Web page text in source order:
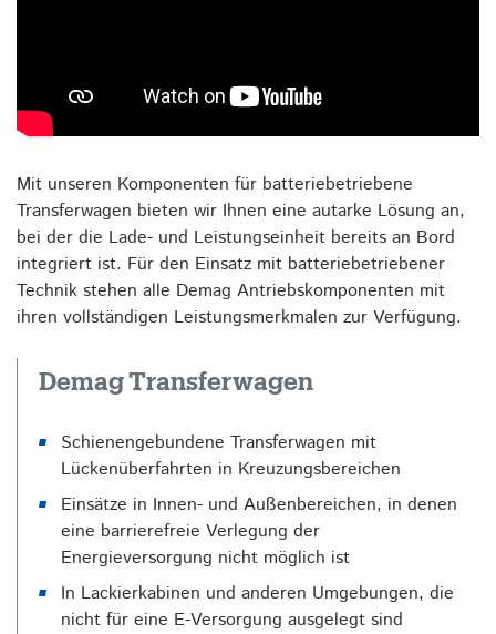
Mit unseren Komponenten für batteriebetriebene
Transferwagen bieten wir Ihnen eine autarke Lösung an,
bei der die Lade- und Leistungseinheit bereits an Bord
integriert ist. Für den Einsatz mit batteriebetriebener
Technik stehen alle Demag Antriebskomponenten mit
ihren vollständigen Leistungsmerkmalen zur Verfügung.
Demag Transferwagen
Schienengebundene Transferwagen mit
Lückenüberfahrten in Kreuzungsbereichen
Einsätze in Innen- und Außenbereichen, in denen
eine barrierefreie Verlegung der
Energieversorgung nicht möglich ist
In Lackierkabinen und anderen Umgebungen, die
nicht für eine E-Versorgung ausgelegt sind